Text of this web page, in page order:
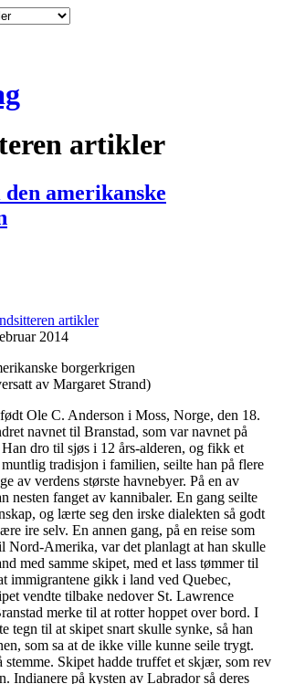
artikler
den amerikanske
artikler
2014
borgerkrigen
av Margaret Strand)
Ole C. Anderson i Moss, Norge, den 18.
navnet til Branstad, som var navnet på
dro til sjøs i 12 års-alderen, og fikk et
tradisjon i familien, seilte han på flere
av verdens største havnebyer. På en av
nesten fanget av kannibaler. En gang seilte
og lærte seg den irske dialekten så godt
ire selv. En annen gang, på en reise som
Nord-Amerika, var det planlagt at han skulle
med samme skipet, med et lass tømmer til
immigrantene gikk i land ved Quebec,
vendte tilbake nedover St. Lawrence
merke til at rotter hoppet over bord. I
tegn til at skipet snart skulle synke, så han
som sa at de ikke ville kunne seile trygt.
stemme. Skipet hadde truffet et skjær, som rev
Indianere på kysten av Labrador så deres